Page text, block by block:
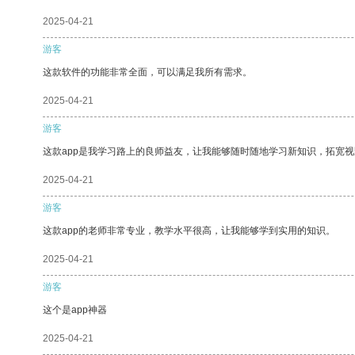
2025-04-21
游客
这款软件的功能非常全面，可以满足我所有需求。
2025-04-21
游客
这款app是我学习路上的良师益友，让我能够随时随地学习新知识，拓宽
2025-04-21
游客
这款app的老师非常专业，教学水平很高，让我能够学到实用的知识。
2025-04-21
游客
这个是app神器
2025-04-21